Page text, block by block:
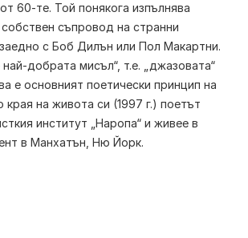
60-те. Той понякога изпълнява
съпровод на странни
с Боб Дилън или Пол Макартни.
най-добрата мисъл“, т.е. „джазовата“
е основният поетически принцип на
края на живота си (1997 г.) поетът
институт „Наропа“ и живее в
в Манхатън, Ню Йорк.